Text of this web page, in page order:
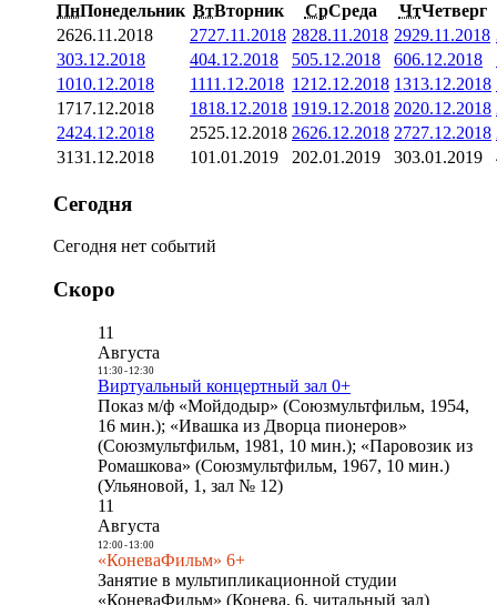
ПнПонедельник ВтВторник СрСреда ЧтЧетверг
2626.11.2018 2727.11.2018 2828.11.2018 2929.11.2018
303.12.2018 404.12.2018 505.12.2018 606.12.2018
1010.12.2018 1111.12.2018 1212.12.2018 1313.12.2018
1717.12.2018 1818.12.2018 1919.12.2018 2020.12.2018
2424.12.2018 2525.12.2018 2626.12.2018 2727.12.2018
3131.12.2018 101.01.2019 202.01.2019 303.01.2019
Сегодня
Сегодня нет событий
Скоро
11
Августа
11:30- 12:30
Виртуальный концертный зал 0+
Показ м/ф «Мойдодыр» (Союзмультфильм, 1954,
16 мин.); «Ивашка из Дворца пионеров»
(Союзмультфильм, 1981, 10 мин.); «Паровозик из
Ромашкова» (Союзмультфильм, 1967, 10 мин.)
(Ульяновой, 1, зал № 12)
11
Августа
12:00- 13:00
«КоневаФильм» 6+
Занятие в мультипликационной студии
«КоневаФильм» (Конева, 6, читальный зал)